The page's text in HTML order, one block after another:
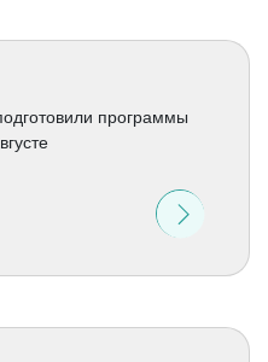
программы